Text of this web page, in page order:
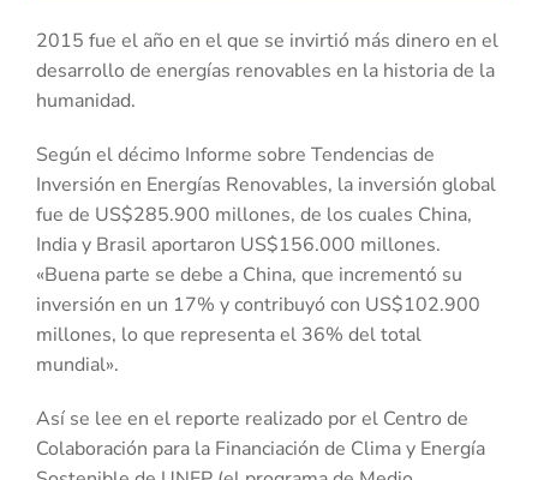
2015 fue el año en el que se invirtió más dinero en el
desarrollo de energías renovables en la historia de la
humanidad.
Según el décimo Informe sobre Tendencias de
Inversión en Energías Renovables, la inversión global
fue de US$285.900 millones, de los cuales China,
India y Brasil aportaron US$156.000 millones.
«Buena parte se debe a China, que incrementó su
inversión en un 17% y contribuyó con US$102.900
millones, lo que representa el 36% del total
mundial».
Así se lee en el reporte realizado por el Centro de
Colaboración para la Financiación de Clima y Energía